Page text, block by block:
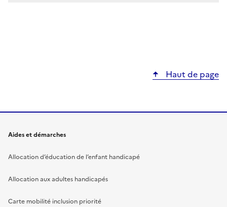
Haut de page
Aides et démarches
Allocation d’éducation de l’enfant handicapé
Allocation aux adultes handicapés
Carte mobilité inclusion priorité